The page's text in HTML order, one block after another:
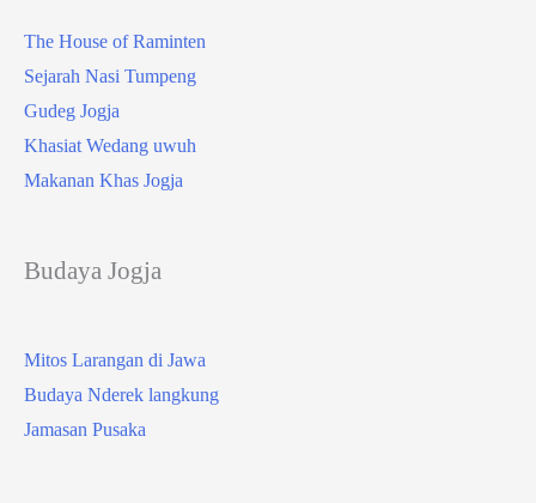
The House of Raminten
Sejarah Nasi Tumpeng
Gudeg Jogja
Khasiat Wedang uwuh
Makanan Khas Jogja
Budaya Jogja
Mitos Larangan di Jawa
Budaya Nderek langkung
Jamasan Pusaka